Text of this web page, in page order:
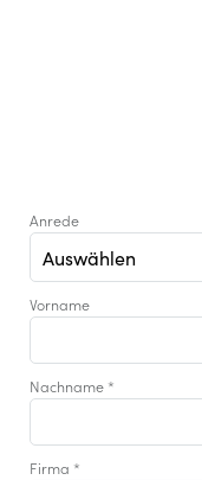
Anrede
Vorname
Nachname *
Firma *